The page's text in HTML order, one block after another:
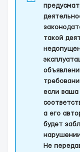
такой
если ваша
а его
будет
Не